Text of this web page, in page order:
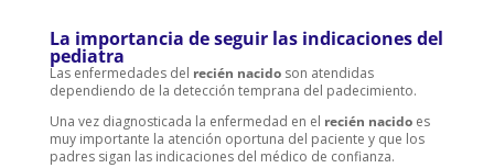
La importancia de seguir las indicaciones del
pediatra
Las enfermedades del recién nacidoson atendidas
dependiendo de la detección temprana del padecimiento.
Una vez diagnosticada la enfermedad en el recién nacido es
muy importante la atención oportuna del paciente y que los
padres sigan las indicaciones del médico de confianza.